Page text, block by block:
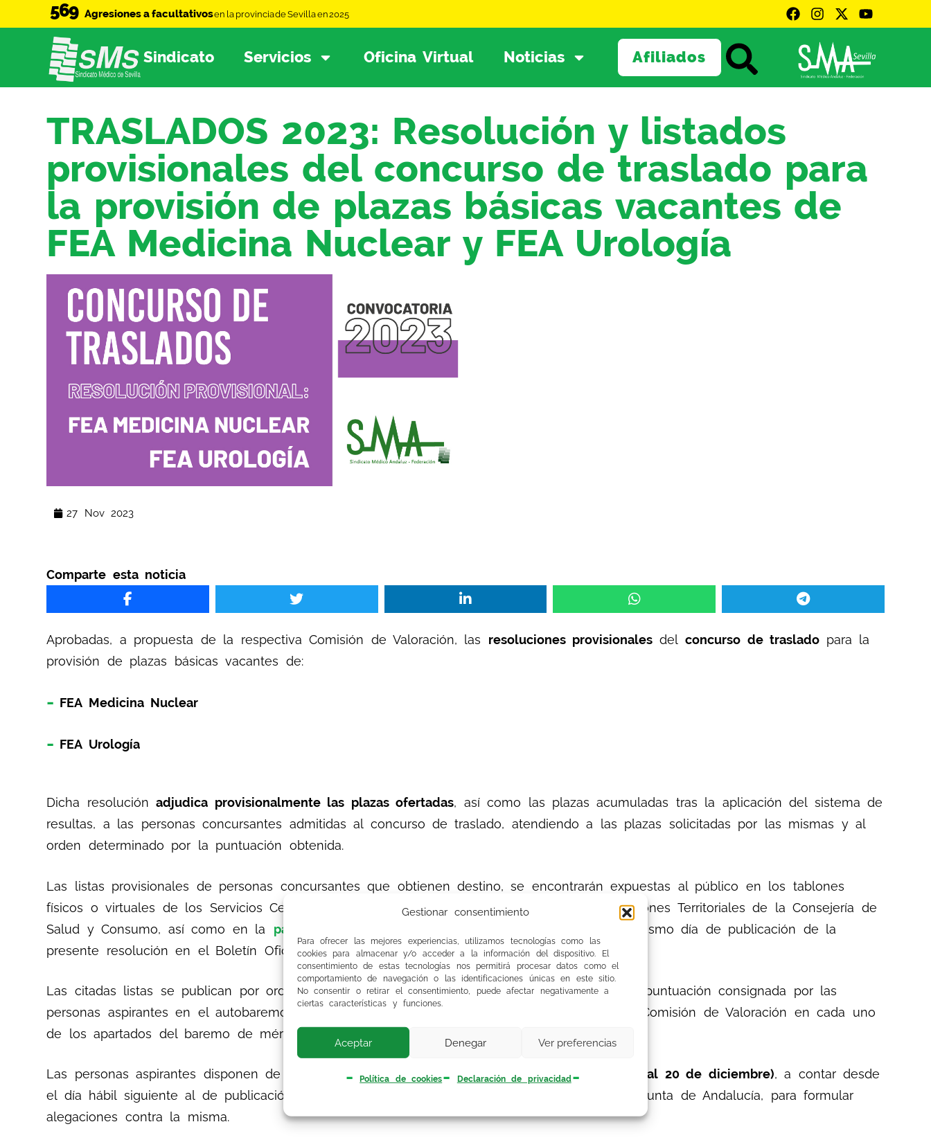
Gestionar consentimiento
Para ofrecer las mejores experiencias, utilizamos tecnologías como las
cookies para almacenar y/o acceder a la información del dispositivo. El
consentimiento de estas tecnologías nos permitirá procesar datos como el
comportamiento de navegación o las identificaciones únicas en este sitio.
No consentir o retirar el consentimiento, puede afectar negativamente a
ciertas características y funciones.
Aceptar Denegar Ver preferencias
Política de cookies Declaración de privacidad
Agresiones a facultativosen la provincia de Sevilla en 2025
569
Sindicato Servicios Oficina Virtual Noticias Afiliados
TRASLADOS 2023: Resolución y listados
provisionales del concurso de traslado para
la provisión de plazas básicas vacantes de
FEA Medicina Nuclear y FEA Urología
27 Nov 2023
Comparte esta noticia
Aprobadas, a propuesta de la respectiva Comisión de Valoración, las resoluciones provisionales delconcurso de traslado para la
provisión de plazas básicas vacantes de:
FEA Medicina Nuclear
FEA Urología
Dicha resoluciónadjudica provisionalmente las plazas ofertadas, así como las plazas acumuladas tras la aplicación del sistema de
resultas, a las personas concursantes admitidas al concurso de traslado, atendiendo a las plazas solicitadas por las mismas y al
orden determinado por la puntuación obtenida.
Las listas provisionales de personas concursantes que obtienen destino, se encontrarán expuestas al público en los tablones
físicos o virtuales de los Servicios Centrales del Servicio Andaluz de Salud y de las Delegaciones Territoriales de la Consejería de
Salud y Consumo, así como en la
página web del Servicio Andaluz de Salud
, a partir del mismo día de publicación de la
presente resolución en el Boletín Oficial de la Junta de Andalucía.
Las citadas listas se publican por orden alfabético y de puntuación, y las mismas indican la puntuación consignada por las
personas aspirantes en el autobaremo de méritos presentado, la puntuación asignada por la Comisión de Valoración en cada uno
de los apartados del baremo de méritos y la puntuación total obtenida.
Las personas aspirantes disponen de un plazo dequince días hábiles (del 28 de noviembre al 20 de diciembre), a contar desde
el día hábil siguiente al de publicación de la presente resolución en el Boletín Oficial de la Junta de Andalucía, para formular
alegaciones contra la misma.